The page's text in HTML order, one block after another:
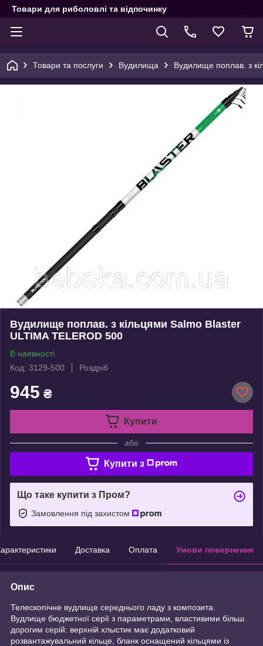
Товари для риболовлі та відпочинку
Товари та послуги Вудилища Вудилище поплав. з
Вудилище поплав. з кільцями Salmo Blaster
ULTIMA TELEROD 500
В наявності
Код: 3129-500
Роздріб
945 ₴
Купити
або
Купити з
Що таке купити з Пром?
Замовлення під захистом
Доставка Оплата Умови повернення
Опис
Телескопічне вудлище середнього ладу з композита.
Вудлище бюджетної серії з параметрами, властивими більш
дорогим серій: верхній хлыстик має додатковий
розвантажувальний кільце, бланк оснащений кільцями із